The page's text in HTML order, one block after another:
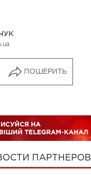
ПОШЕРИТЬ
ПАРТНЕРОВ